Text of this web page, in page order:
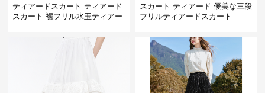
ティアードスカート ティアード
スカート 裾フリル水玉ティアー
スカート ティアード 優美な三段
フリルティアードスカート